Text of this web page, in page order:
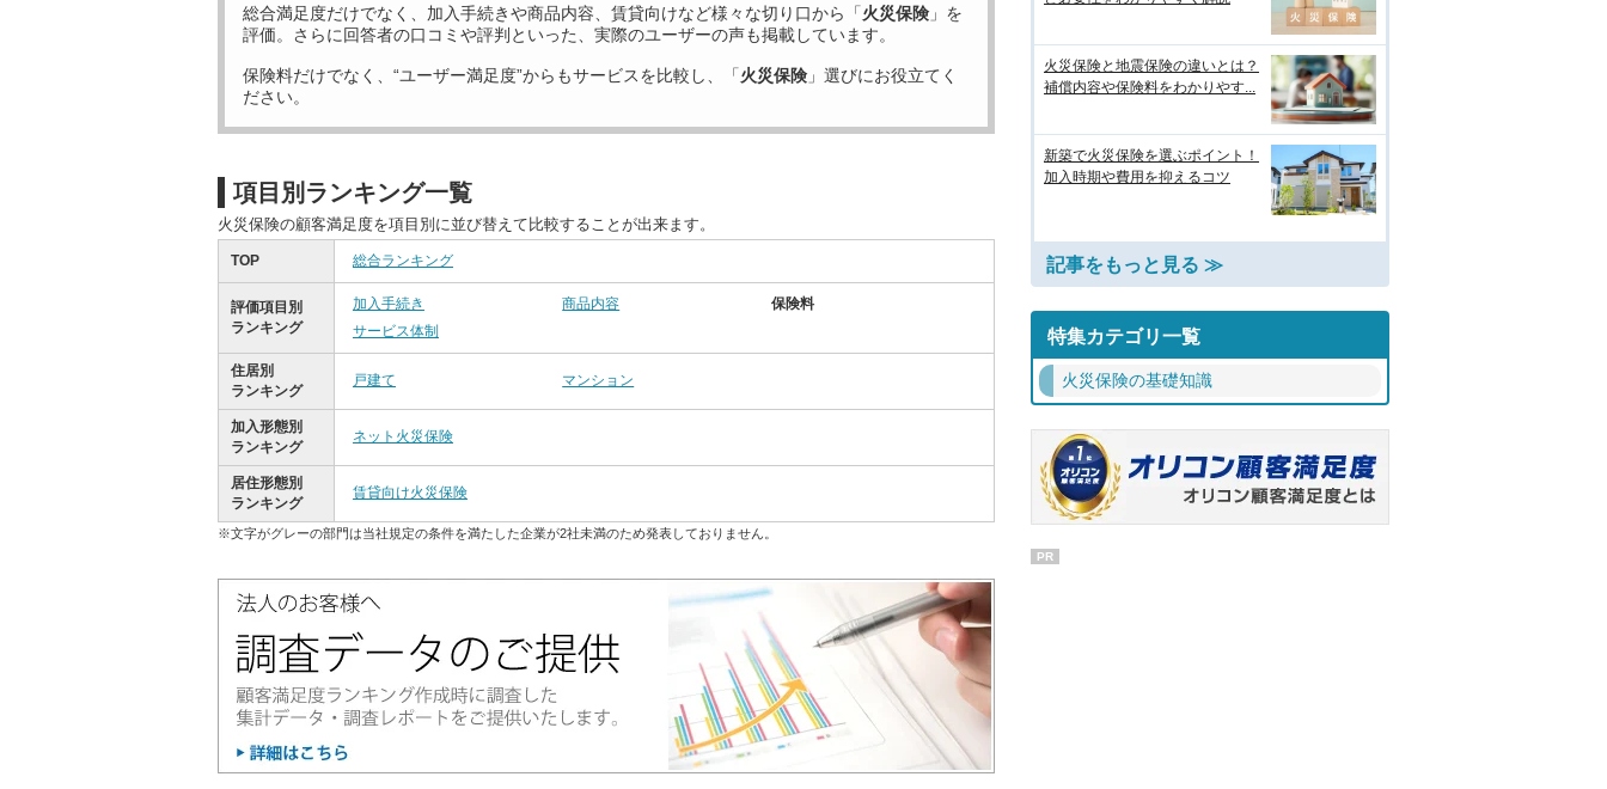
総合満足度だけでなく、加入手続きや商品内容、賃貸向けなど様々な切り口から「火災保険 」を
評価。さらに回答者の口コミや評判といった、実際のユーザーの声も掲載しています。
保険料だけでなく、“ユーザー満足度”からもサービスを比較し、「火災保険 」選びにお役立てく
ださい。
項目別ランキング一覧
火災保険の顧客満足度を項目別に並び替えて比較することが出来ます。
TOP 総合ランキング
評価項目別
ランキング
加入手続き 商品内容
保険料
サービス体制
住居別
ランキング
戸建て マンション
加入形態別
ランキング
ネット火災保険
居住形態別
ランキング
賃貸向け火災保険
※文字がグレーの部門は当社規定の条件を満たした企業が2社未満のため発表しておりません。
火災保険と地震保険の違いとは？
補償内容や保険料をわかりやす...
新築で火災保険を選ぶポイント！
加入時期や費用を抑えるコツ
記事をもっと見る ≫
特集カテゴリ一覧
火災保険の基礎知識
PR